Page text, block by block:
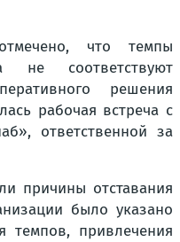
что темпы
не соответствуют
решения
рабочая встреча с
ответственной за
причины отставания
было указано
темпов, привлечения